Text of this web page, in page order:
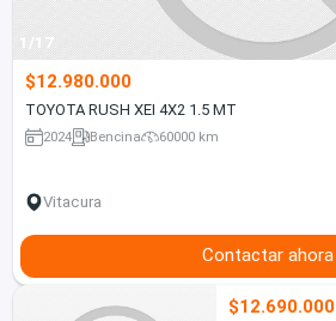
1/17
$12.980.000
TOYOTA RUSH XEI 4X2 1.5 MT
2024 Bencina 60000 km
Vitacura
Contactar ahora
$12.690.000